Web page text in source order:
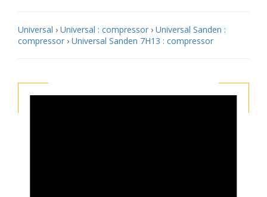
Universal › Universal : compressor › Universal Sanden :
compressor › Universal Sanden 7H13 : compressor